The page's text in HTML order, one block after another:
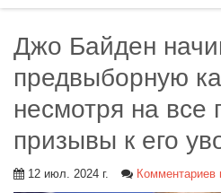
Джо Байден
предвыборную
несмотря на все
призывы к его
12 июл. 2024 г. Комментариев